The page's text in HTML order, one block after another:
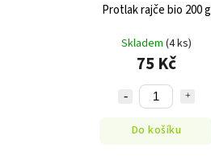
Protlak rajče bio 200 g
Skladem (4 ks)
75 Kč
Do košíku